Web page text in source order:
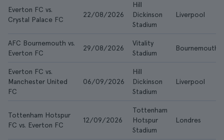
Everton FC vs.
Crystal Palace FC
22/08/2026
Hill
Dickinson
Stadium
Liverpool
AFC Bournemouth vs.
Everton FC
29/08/2026
Vitality
Stadium
Bournemouth
Everton FC vs.
Manchester United
FC
06/09/2026
Hill
Dickinson
Stadium
Liverpool
Tottenham Hotspur
FC vs. Everton FC
12/09/2026
Tottenham
Hotspur
Stadium
Londres